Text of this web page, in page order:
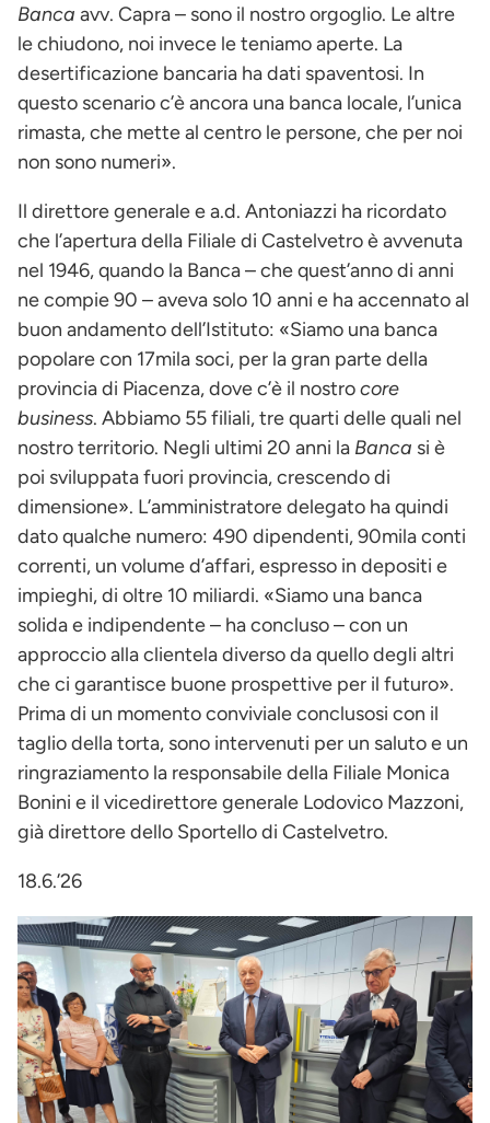
Banca avv. Capra – sono il nostro orgoglio. Le altre
le chiudono, noi invece le teniamo aperte. La
desertificazione bancaria ha dati spaventosi. In
questo scenario c’è ancora una banca locale, l’unica
rimasta, che mette al centro le persone, che per noi
non sono numeri».
Il direttore generale e a.d. Antoniazzi ha ricordato
che l’apertura della Filiale di Castelvetro è avvenuta
nel 1946, quando la Banca – che quest’anno di anni
ne compie 90 – aveva solo 10 anni e ha accennato al
buon andamento dell’Istituto: «Siamo una banca
popolare con 17mila soci, per la gran parte della
provincia di Piacenza, dove c’è il nostrocore
business. Abbiamo 55 filiali, tre quarti delle quali nel
nostro territorio. Negli ultimi 20 anni la Banca si è
poi sviluppata fuori provincia, crescendo di
dimensione». L’amministratore delegato ha quindi
dato qualche numero: 490 dipendenti, 90mila conti
correnti, un volume d’affari, espresso in depositi e
impieghi, di oltre 10 miliardi. «Siamo una banca
solida e indipendente – ha concluso – con un
approccio alla clientela diverso da quello degli altri
che ci garantisce buone prospettive per il futuro».
Prima di un momento conviviale conclusosi con il
taglio della torta, sono intervenuti per un saluto e un
ringraziamento la responsabile della Filiale Monica
Bonini e il vicedirettore generale Lodovico Mazzoni,
già direttore dello Sportello di Castelvetro.
18.6.’26
Immagine